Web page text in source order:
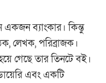
ব্যাংকার। কিন্তু
লেখক, পরিব্রাজক।
গেছে তার তিনটে বই।
এবং একটি